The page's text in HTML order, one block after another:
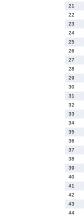
21
22
23
24
25
26
27
28
29
30
31
32
33
34
35
36
37
38
39
40
41
42
43
44